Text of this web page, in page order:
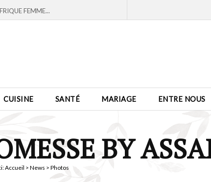
CUISINE SANTÉ MARIAGE ENTRE NOUS
BY
Accueil > News > Photos